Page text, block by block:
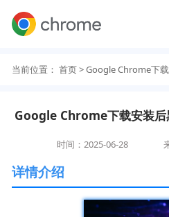
当前位置： 首页> Google Chrome下
Google Chrome下载安装后
时间：2025-06-28
详情介绍